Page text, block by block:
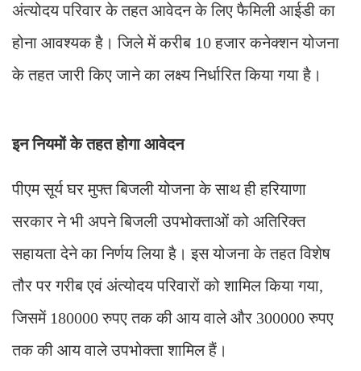
अंत्योदय परिवार के तहत आवेदन के लिए फैमिली आईडी का
होना आवश्यक है। जिले में करीब 10 हजार कनेक्शन योजना
के तहत जारी किए जाने का लक्ष्य निर्धारित किया गया है।
इन नियमों के तहत होगा आवेदन
पीएम सूर्य घर मुफ्त बिजली योजना के साथ ही हरियाणा
सरकार ने भी अपने बिजली उपभोक्ताओं को अतिरिक्त
सहायता देने का निर्णय लिया है। इस योजना के तहत विशेष
तौर पर गरीब एवं अंत्योदय परिवारों को शामिल किया गया,
जिसमें 180000 रुपए तक की आय वाले और 300000 रुपए
तक की आय वाले उपभोक्ता शामिल हैं।